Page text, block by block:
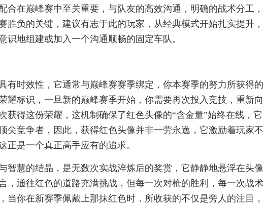
合在巅峰赛中至关重要，与队友的高效沟通，明确的战术分工，
胜负的关键，建议有志于此的玩家，从经典模式开始扎实提升，
识地组建或加入一个沟通顺畅的固定车队。
有时效性，它通常与巅峰赛赛季绑定，你本赛季的努力所获得的
耀标识，一旦新的巅峰赛季开始，你需要再次投入竞技，重新向
获得这份荣耀，这机制确保了红色头像的“含金量”始终在线，它
尖竞争者，因此，获得红色头像并非一劳永逸，它激励着玩家不
正是一个真正高手应有的追求。
智慧的结晶，是无数次实战淬炼后的奖赏，它静静地悬浮在头像
，通往红色的道路充满挑战，但每一次对枪的胜利，每一次战术
当你在新赛季佩戴上那抹红色时，所收获的不仅是旁人的注目，